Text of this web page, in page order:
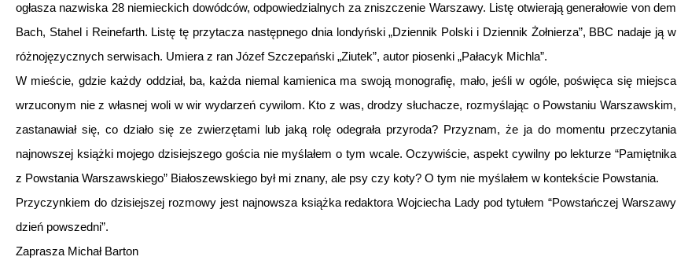
zmniejszyć
głośność.
ogłasza nazwiska 28 niemieckich dowódców, odpowiedzialnych za zniszczenie Warszawy. Listę otwierają generałowie von dem
Bach, Stahel i Reinefarth. Listę tę przytacza następnego dnia londyński „Dziennik Polski i Dziennik Żołnierza”, BBC nadaje ją w
różnojęzycznych serwisach. Umiera z ran Józef Szczepański „Ziutek”, autor piosenki „Pałacyk Michla”.
W mieście, gdzie każdy oddział, ba, każda niemal kamienica ma swoją monografię, mało, jeśli w ogóle, poświęca się miejsca
wrzuconym nie z własnej woli w wir wydarzeń cywilom. Kto z was, drodzy słuchacze, rozmyślając o Powstaniu Warszawskim,
zastanawiał się, co działo się ze zwierzętami lub jaką rolę odegrała przyroda? Przyznam, że ja do momentu przeczytania
najnowszej książki mojego dzisiejszego gościa nie myślałem o tym wcale. Oczywiście, aspekt cywilny po lekturze “Pamiętnika
z Powstania Warszawskiego” Białoszewskiego był mi znany, ale psy czy koty? O tym nie myślałem w kontekście Powstania.
Przyczynkiem do dzisiejszej rozmowy jest najnowsza książka redaktora Wojciecha Lady pod tytułem “Powstańczej Warszawy
dzień powszedni”.
Zaprasza Michał Barton